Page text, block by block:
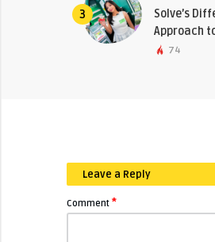
3
Solve’s
Approach
74
Leave a Reply
Comment *